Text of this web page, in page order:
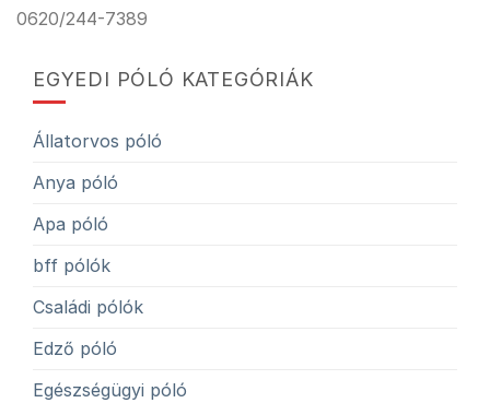
0620/244-7389
EGYEDI PÓLÓ KATEGÓRIÁK
Állatorvos póló
Anya póló
Apa póló
bff pólók
Családi pólók
Edző póló
Egészségügyi póló